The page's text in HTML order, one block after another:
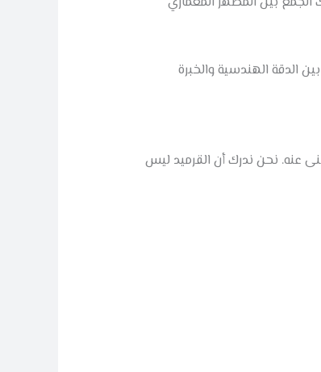
الدقة الهندسية والخبرة
عنه. نحن ندرك أن القرميد ليس